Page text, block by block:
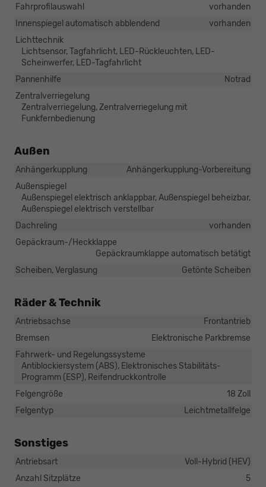
Fahrprofilauswahl
vorhanden
Innenspiegel automatisch abblendend
vorhanden
Lichttechnik
Lichtsensor, Tagfahrlicht, LED-Rückleuchten, LED-
Scheinwerfer, LED-Tagfahrlicht
Pannenhilfe
Notrad
Zentralverriegelung
Zentralverriegelung, Zentralverriegelung mit
Funkfernbedienung
Außen
Anhängerkupplung
Anhängerkupplung-Vorbereitung
Außenspiegel
Außenspiegel elektrisch anklappbar, Außenspiegel beheizbar,
Außenspiegel elektrisch verstellbar
Dachreling
vorhanden
Gepäckraum-/Heckklappe
Gepäckraumklappe automatisch betätigt
Scheiben, Verglasung
Getönte Scheiben
Räder & Technik
Antriebsachse
Frontantrieb
Bremsen
Elektronische Parkbremse
Fahrwerk- und Regelungssysteme
Antiblockiersystem (ABS), Elektronisches Stabilitäts-
Programm (ESP), Reifendruckkontrolle
Felgengröße
18 Zoll
Felgentyp
Leichtmetallfelge
Sonstiges
Antriebsart
Voll-Hybrid (HEV)
Anzahl Sitzplätze
5